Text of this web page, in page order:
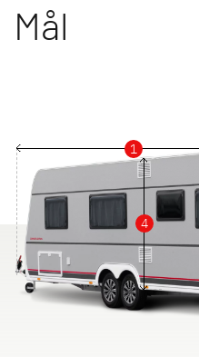
Mål
1
4